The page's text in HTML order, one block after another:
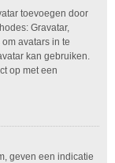
toevoegen door
Gravatar,
avatars in te
kan gebruiken.
op met een
geven een indicatie